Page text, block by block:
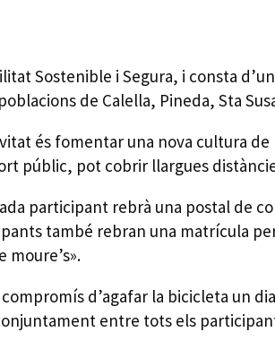
Sostenible i Segura, i consta
de Calella, Pineda, Sta
és fomentar una nova cultura
públic, pot cobrir llargues
participant rebrà una postal
també rebran una matrícula
moure’s».
d’agafar la bicicleta un
entre tots els